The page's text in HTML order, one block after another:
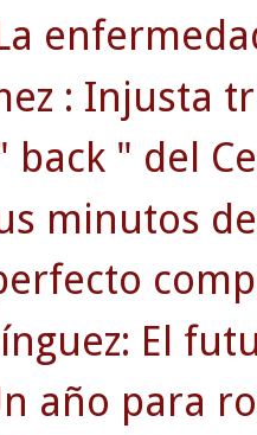
: Injusta
back " del
minutos
El
año para